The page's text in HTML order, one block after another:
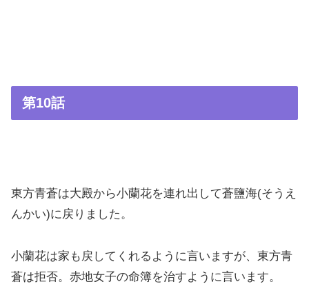
第10話
東方青蒼は大殿から小蘭花を連れ出して蒼鹽海(そうえ
んかい)に戻りました。
小蘭花は家も戻してくれるように言いますが、東方青
蒼は拒否。赤地女子の命簿を治すように言います。